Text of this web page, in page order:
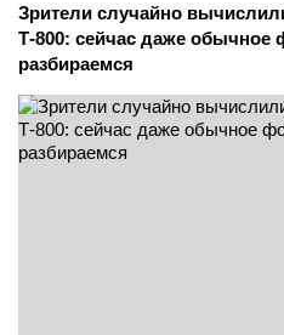
Зрители случайно
Т-800: сейчас даже
разбираемся